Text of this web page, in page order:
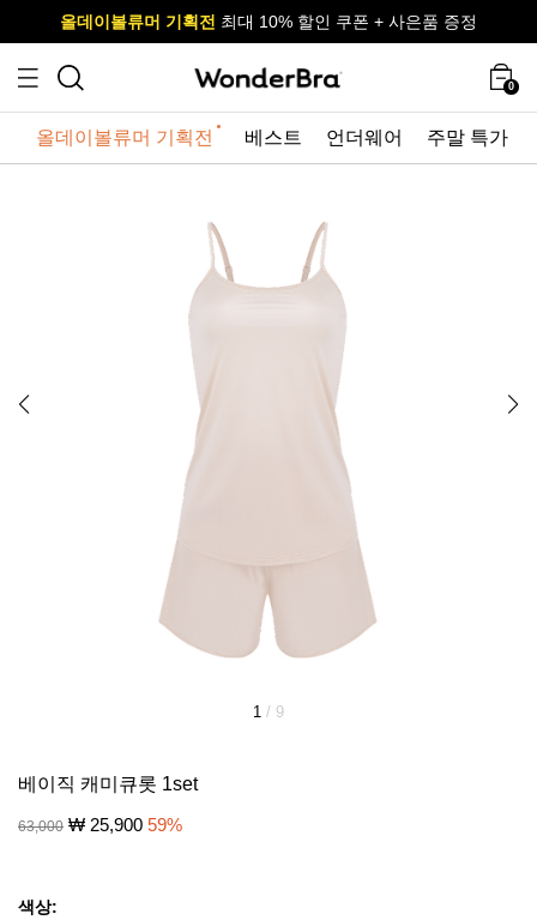
사이즈 무료 교환 서비스
올데이볼류머 기획전 최대 10% 할인 쿠폰 + 사은품 증정
사이즈 무료 교환 서비스
올데이볼류머 기획전 최대 10% 할인 쿠폰 + 사은품 증정
0
올데이볼류머 기획전 베스트 언더웨어 주말 특가
1 / 9
베이직 캐미큐롯 1set
63,000 ₩ 25,900 59%
색상: